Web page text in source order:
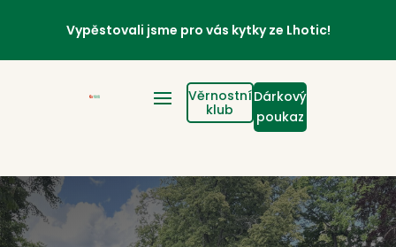
Vypěstovali jsme pro vás kytky ze Lhotic!
Věrnostní
klub
Dárkový
poukaz